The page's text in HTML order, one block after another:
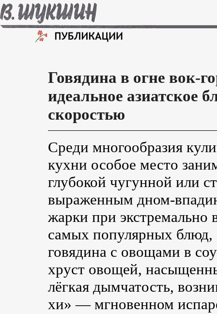
Говядина в огне вок-
идеальное азиатское
скоростью
Среди многообразия
кухни особое место
глубокой чугунной или
выраженным дном-
жарки при экстремально
самых популярных
говядина с овощами в
хруст овощей,
лёгкая дымчатость,
хи» — мгновенном